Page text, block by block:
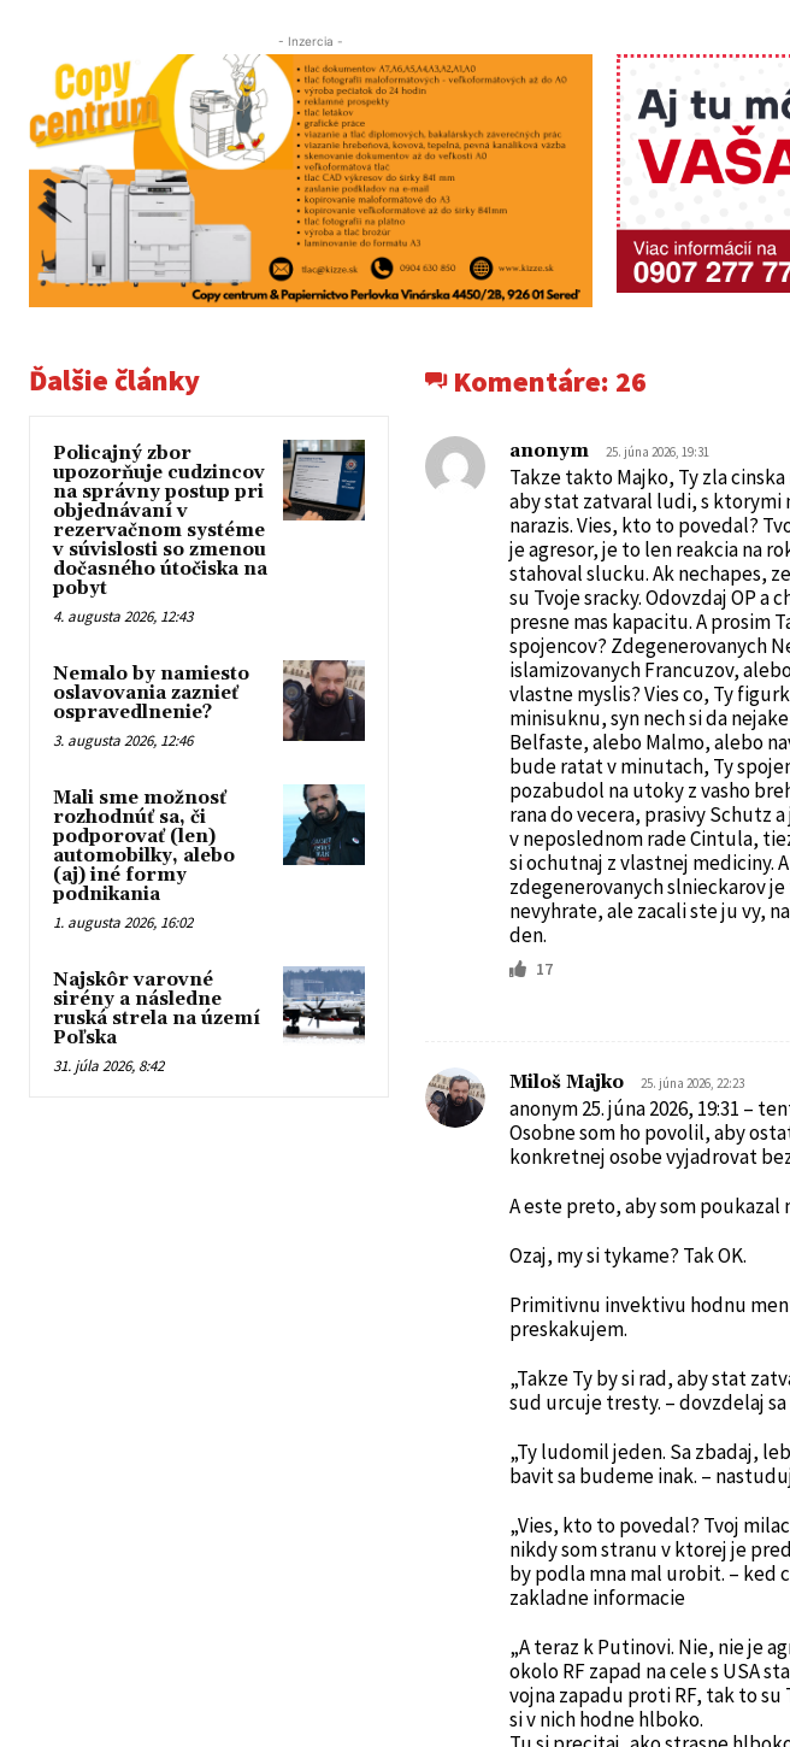
- Inzercia -
Ďalšie články
Policajný zbor
upozorňuje cudzincov
na správny postup pri
objednávaní v
rezervačnom systéme
v súvislosti so zmenou
dočasného útočiska na
pobyt
4. augusta 2026, 12:43
Nemalo by namiesto
oslavovania zaznieť
ospravedlnenie?
3. augusta 2026, 12:46
Mali sme možnosť
rozhodnúť sa, či
podporovať (len)
automobilky, alebo
(aj) iné formy
podnikania
1. augusta 2026, 16:02
Najskôr varovné
sirény a následne
ruská strela na území
Poľska
31. júla 2026, 8:42
Komentáre: 26
anonym 25. júna 2026, 19:31
Takze takto Majko, Ty zla
aby stat zatvaral ludi, s ktorymi
narazis. Vies, kto to povedal?
je agresor, je to len reakcia na
stahoval slucku. Ak nechapes,
su Tvoje sracky. Odovzdaj OP
presne mas kapacitu. A prosim
spojencov? Zdegenerovanych
islamizovanych Francuzov,
vlastne myslis? Vies co, Ty
minisuknu, syn nech si da
Belfaste, alebo Malmo, alebo
bude ratat v minutach, Ty
pozabudol na utoky z vasho
rana do vecera, prasivy Schutz
v neposlednom rade Cintula,
si ochutnaj z vlastnej mediciny.
zdegenerovanych slnieckarov
nevyhrate, ale zacali ste ju vy,
den.
17
Miloš Majko 25. júna 2026, 22:23
anonym 25. júna 2026, 19:31 –
Osobne som ho povolil, aby
konkretnej osobe vyjadrovat
A este preto, aby som
Ozaj, my si tykame? Tak OK.
Primitivnu invektivu hodnu
preskakujem.
„Takze Ty by si rad, aby stat
sud urcuje tresty. – dovzdelaj sa
„Ty ludomil jeden. Sa zbadaj,
bavit sa budeme inak. –
„Vies, kto to povedal? Tvoj
nikdy som stranu v ktorej je
by podla mna mal urobit. – ked
zakladne informacie
„A teraz k Putinovi. Nie, nie je
okolo RF zapad na cele s USA
vojna zapadu proti RF, tak to su
si v nich hodne hlboko.